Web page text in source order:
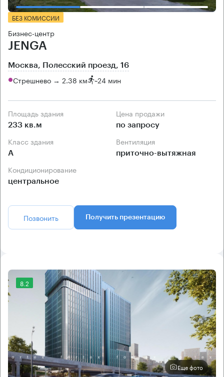
БЕЗ КОМИССИИ
Бизнес-центр
JENGA
Москва, Полесский проезд, 16
Стрешнево → 2.38 км ~24 мин
Площадь здания
233 кв.м
Цена продажи
по запросу
Класс здания
А
Вентиляция
приточно-вытяжная
Кондиционирование
центральное
Позвонить Получить презентацию
8.2
Еще фото